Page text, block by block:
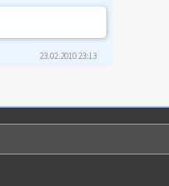
23.02.2010 23:13